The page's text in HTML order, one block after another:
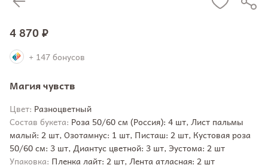
Магия чувств
Цвет: Разноцветный
Состав букета: Роза 50/60 см (Россия): 4 шт, Лист пальмы
малый: 2 шт, Озотамнус: 1 шт, Писташ: 2 шт, Кустовая роза
50/60 см: 3 шт, Диантус цветной: 3 шт, Эустома: 2 шт
Упаковка: Пленка лайт: 2 шт, Лента атласная: 2 шт
4 870 ₽
+ 147 бонусов